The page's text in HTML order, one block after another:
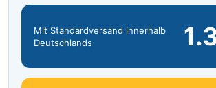
Mit Standardversand innerhalb
Deutschlands